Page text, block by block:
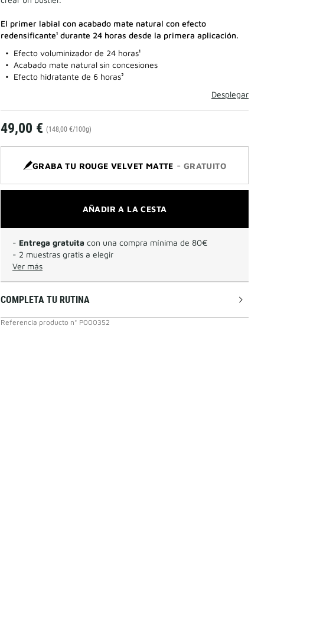
El primer labial con acabado mate natural con efecto
redensificante¹ durante 24 horas desde la primera aplicación.
Efecto voluminizador de 24 horas¹
Acabado mate natural sin concesiones
Efecto hidratante de 6 horas²
Desplegar
49,00 € (148,00 €/100g)
GRABA TU ROUGE VELVET MATTE - GRATUITO
AÑADIR A LA CESTA
- Entrega gratuita con una compra mínima de 80€
- 2 muestras gratis a elegir
Ver más
COMPLETA TU RUTINA
Referencia producto n° P000352